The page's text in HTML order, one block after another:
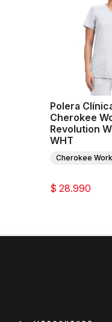
Polera
Cherokee
Revolution
WHT
Cherokee
$ 28.990